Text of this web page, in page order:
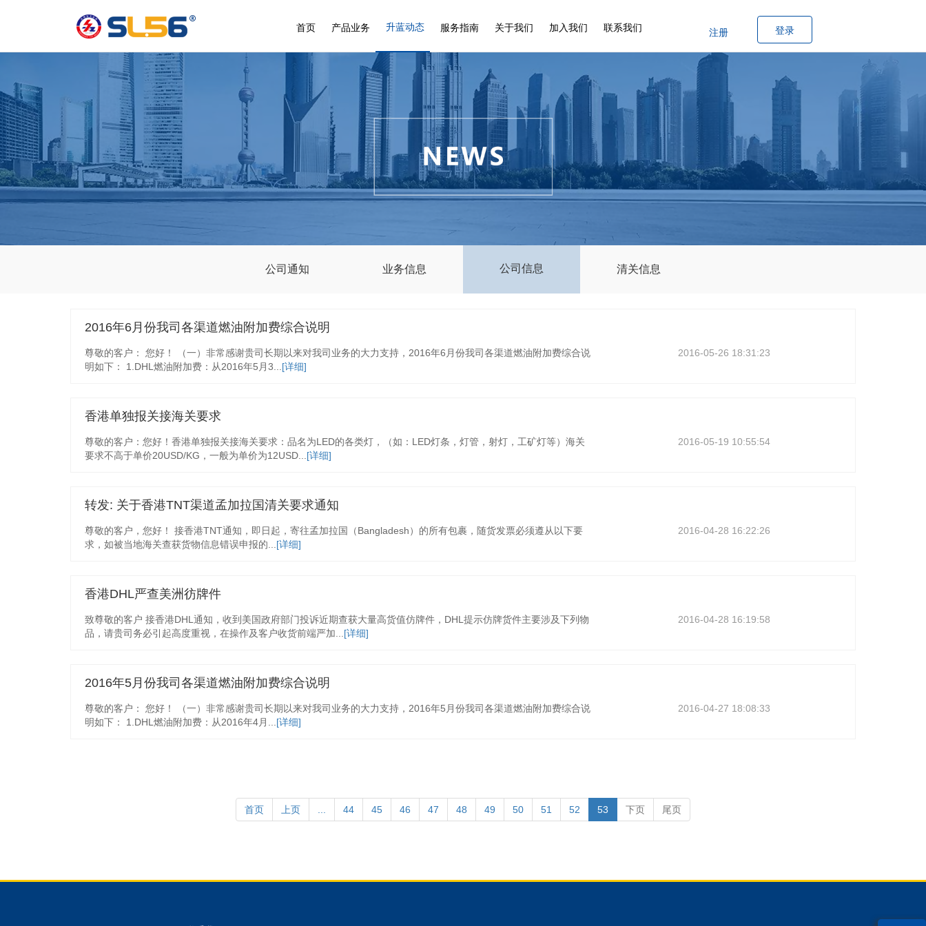
首页 产品业务 升蓝动态 服务指南 关于我们 加入我们 联系我们 注册 登录
公司通知 业务信息 公司信息 清关信息
2016年6月份我司各渠道燃油附加费综合说明
尊敬的客户： 您好！ （一）非常感谢贵司长期以来对我司业务的大力支持，2016年6月份我司各渠道燃油附加费综合说
明如下： 1.DHL燃油附加费：从2016年5月3... [详细]
2016-05-26 18:31:23
香港单独报关接海关要求
尊敬的客户：您好！香港单独报关接海关要求：品名为LED的各类灯，（如：LED灯条，灯管，射灯，工矿灯等）海关
要求不高于单价20USD/KG，一般为单价为12USD... [详细]
2016-05-19 10:55:54
转发: 关于香港TNT渠道孟加拉国清关要求通知
尊敬的客户，您好！ 接香港TNT通知，即日起，寄往孟加拉国（Bangladesh）的所有包裹，随货发票必须遵从以下要
求，如被当地海关查获货物信息错误申报的... [详细]
2016-04-28 16:22:26
香港DHL严查美洲彷牌件
致尊敬的客户 接香港DHL通知，收到美国政府部门投诉近期查获大量高货值仿牌件，DHL提示仿牌货件主要涉及下列物
品，请贵司务必引起高度重视，在操作及客户收货前端严加... [详细]
2016-04-28 16:19:58
2016年5月份我司各渠道燃油附加费综合说明
尊敬的客户： 您好！ （一）非常感谢贵司长期以来对我司业务的大力支持，2016年5月份我司各渠道燃油附加费综合说
明如下： 1.DHL燃油附加费：从2016年4月... [详细]
2016-04-27 18:08:33
首页 上页 44 45 46 47 48 49 50 51 52 53 下页 尾页